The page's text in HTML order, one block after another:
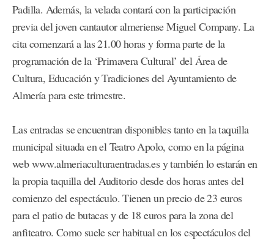
Padilla. Además, la velada contará con la participación
previa del joven cantautor almeriense Miguel Company. La
cita comenzará a las 21.00 horas y forma parte de la
programación de la ‘Primavera Cultural’ del Área de
Cultura, Educación y Tradiciones del Ayuntamiento de
Almería para este trimestre.
Las entradas se encuentran disponibles tanto en la taquilla
municipal situada en el Teatro Apolo, como en la página
web www.almeriaculturaentradas.es y también lo estarán en
la propia taquilla del Auditorio desde dos horas antes del
comienzo del espectáculo. Tienen un precio de 23 euros
para el patio de butacas y de 18 euros para la zona del
anfiteatro. Como suele ser habitual en los espectáculos del